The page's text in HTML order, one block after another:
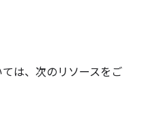
は、次のリソースをご